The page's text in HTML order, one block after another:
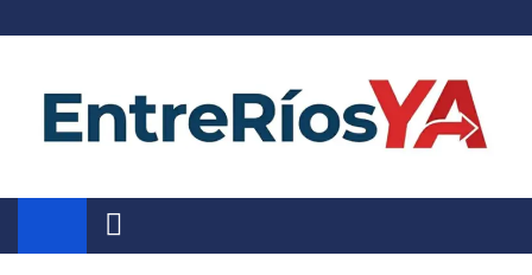
Noticias de Entre Ríos
Información de toda la provincia ahora